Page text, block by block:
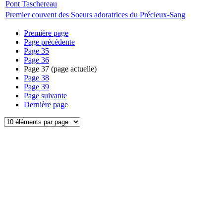
Pont Taschereau
Premier couvent des Soeurs adoratrices du Précieux-Sang
Première page
Page précédente
Page 35
Page 36
Page 37 (page actuelle)
Page 38
Page 39
Page suivante
Dernière page